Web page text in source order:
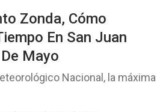
Zonda, Cómo
En San Juan
Mayo
Nacional, la máxima